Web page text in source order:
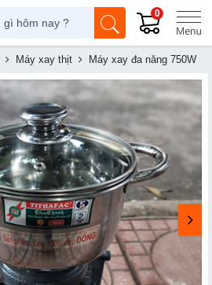
0
Máy xay thịt Máy xay đa năng 750W